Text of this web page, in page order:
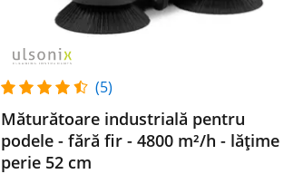
(5)
Măturătoare industrială pentru
podele - fără fir - 4800 m²/h - lățime
perie 52 cm